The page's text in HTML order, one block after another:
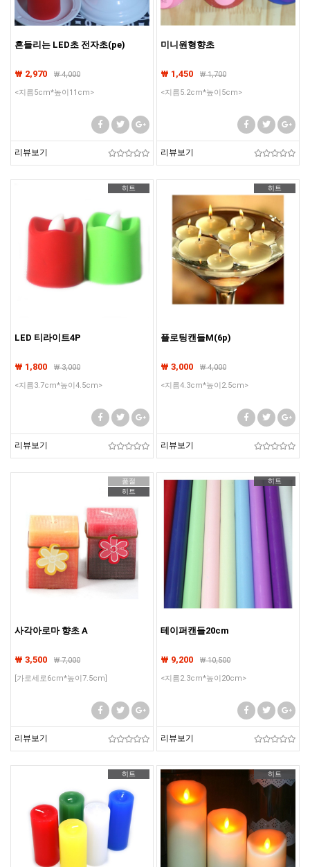
흔들리는 LED초 전자초(pe)
₩ 2,970 ₩4,000
<지름5cm*높이11cm>
리뷰보기
미니원형향초
₩ 1,450 ₩1,700
<지름5.2cm*높이5cm>
리뷰보기
히트
LED 티라이트4P
₩ 1,800 ₩3,000
<지름3.7cm*높이4.5cm>
리뷰보기
히트
플로팅캔들M(6p)
₩ 3,000 ₩4,000
<지름4.3cm*높이2.5cm>
리뷰보기
품절
히트
사각아로마 향초 A
₩ 3,500 ₩7,000
[가로세로6cm*높이7.5cm]
리뷰보기
히트
테이퍼캔들20cm
₩ 9,200 ₩10,500
<지름2.3cm*높이20cm>
리뷰보기
히트 히트